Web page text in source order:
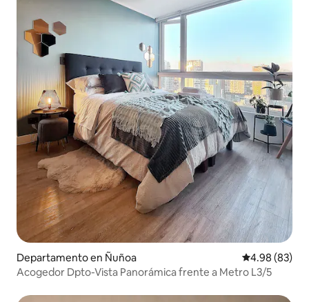
Departamento en Ñuñoa Calificación
4.98 (83)
Acogedor Dpto-Vista Panorámica frente a Metro L3/5